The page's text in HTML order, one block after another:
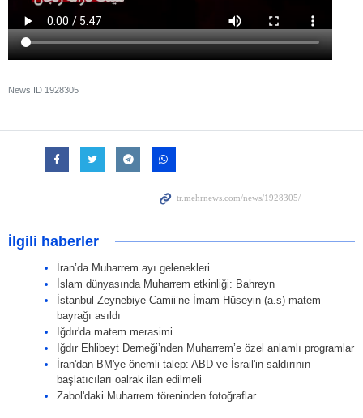
News ID 1928305
İlgili haberler
İran’da Muharrem ayı gelenekleri
İslam dünyasında Muharrem etkinliği: Bahreyn
İstanbul Zeynebiye Camii’ne İmam Hüseyin (a.s) matem
bayrağı asıldı
Iğdır'da matem merasimi
Iğdır Ehlibeyt Derneği’nden Muharrem’e özel anlamlı programlar
İran'dan BM'ye önemli talep: ABD ve İsrail'in saldırının
başlatıcıları oalrak ilan edilmeli
Zabol'daki Muharrem töreninden fotoğraflar